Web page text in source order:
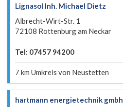
Lignasol Inh. Michael Dietz
Albrecht-Wirt-Str. 1
72108 Rottenburg am Neckar
Tel: 07457 94200
7 km Umkreis von Neustetten
hartmann energietechnik gmbh